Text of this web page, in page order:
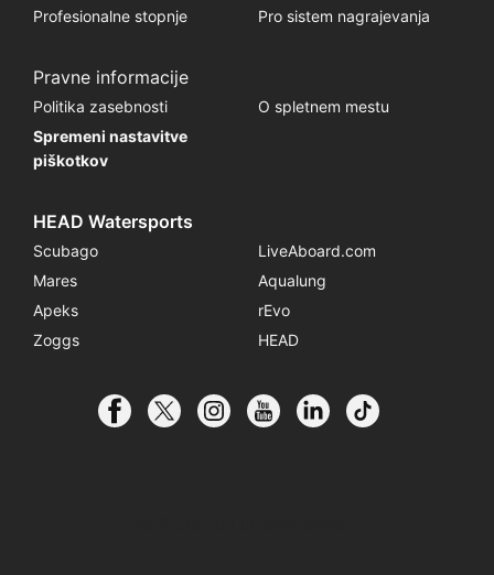
Profesionalne stopnje
Pro sistem nagrajevanja
Pravne informacije
Politika zasebnosti
O spletnem mestu
Spremeni nastavitve
piškotkov
HEAD Watersports
Scubago
LiveAboard.com
Mares
Aqualung
Apeks
rEvo
Zoggs
HEAD